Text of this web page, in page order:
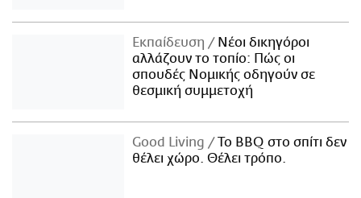
Εκπαίδευση
Νέοι δικηγόροι
αλλάζουν το τοπίο: Πώς οι
σπουδές Νομικής οδηγούν σε
θεσμική συμμετοχή
Good Living
Το BBQ στο σπίτι δεν
θέλει χώρο. Θέλει τρόπο.